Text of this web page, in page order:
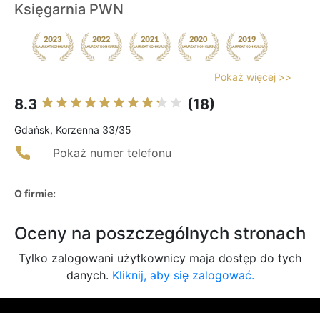
Księgarnia PWN
Pokaż więcej >>
8.3 (18)
Gdańsk, Korzenna 33/35
Pokaż numer telefonu
O firmie:
Oceny na poszczególnych stronach
Tylko zalogowani użytkownicy maja dostęp do tych
danych. Kliknij, aby się zalogować.